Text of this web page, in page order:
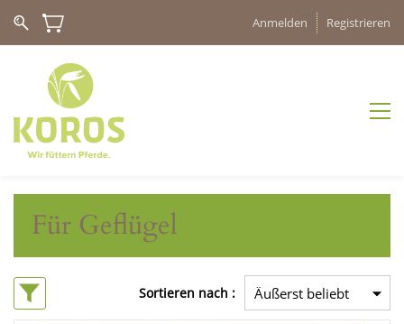
Anmelden Registrieren
Für Geflügel
Sortieren nach :